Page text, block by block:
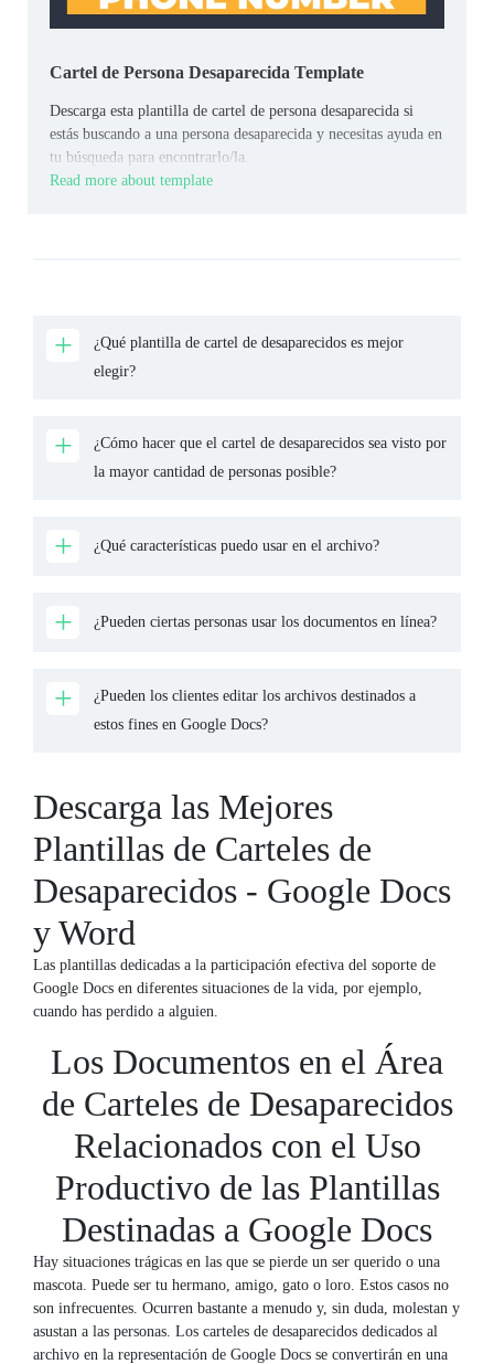
Cartel de Persona Desaparecida Template
Descarga esta plantilla de cartel de persona desaparecida si
estás buscando a una persona desaparecida y necesitas ayuda en
tu búsqueda para encontrarlo/la.
Read more about template
¿Qué plantilla de cartel de desaparecidos es mejor
elegir?
¿Cómo hacer que el cartel de desaparecidos sea visto por
la mayor cantidad de personas posible?
¿Qué características puedo usar en el archivo?
¿Pueden ciertas personas usar los documentos en línea?
¿Pueden los clientes editar los archivos destinados a
estos fines en Google Docs?
Descarga las Mejores
Plantillas de Carteles de
Desaparecidos - Google Docs
y Word
Las plantillas dedicadas a la participación efectiva del soporte de
Google Docs en diferentes situaciones de la vida, por ejemplo,
cuando has perdido a alguien.
Los Documentos en el Área
de Carteles de Desaparecidos
Relacionados con el Uso
Productivo de las Plantillas
Destinadas a Google Docs
Hay situaciones trágicas en las que se pierde un ser querido o una
mascota. Puede ser tu hermano, amigo, gato o loro. Estos casos no
son infrecuentes. Ocurren bastante a menudo y, sin duda, molestan y
asustan a las personas. Los carteles de desaparecidos dedicados al
archivo en la representación de Google Docs se convertirán en una